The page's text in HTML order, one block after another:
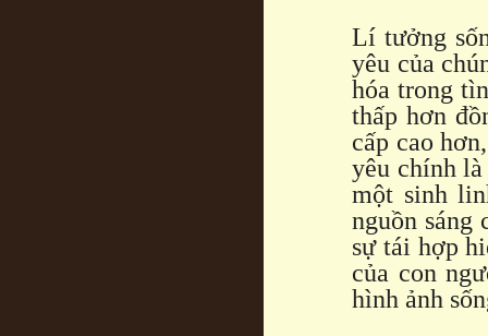
Lí tưởng
yêu của
hóa trong
thấp hơn
cấp cao
yêu chính là
một sinh
nguồn sáng
sự tái hợp
của con
hình ảnh